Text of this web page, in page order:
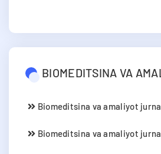
BIOMEDITSINA VA
Biomeditsina va amaliyot
Biomeditsina va amaliyot